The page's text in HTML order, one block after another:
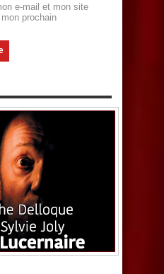
e-mail et mon site
prochain